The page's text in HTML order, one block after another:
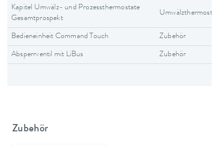
Kapitel Umwälz- und Prozessthermostate
Gesamtprospekt
Bedieneinheit Command Touch Zubehör
Absperrventil mit LiBus Zubehör
Zubehör